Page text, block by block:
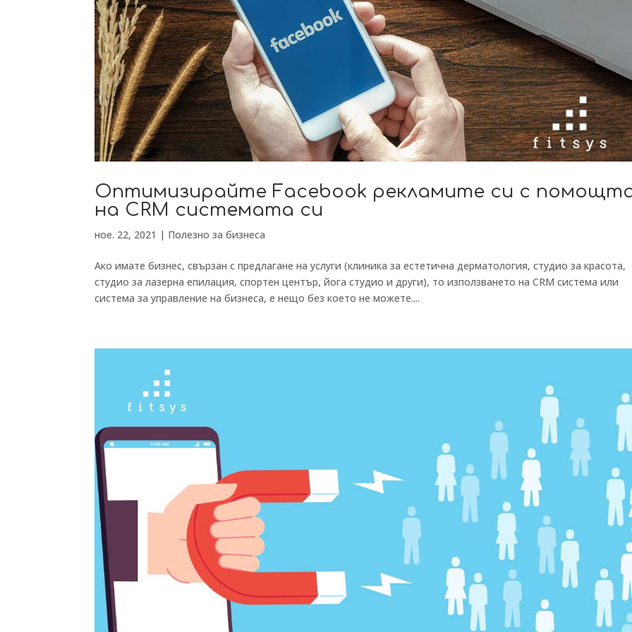
Оптимизирайте Facebook рекламите си с
на CRM системата си
ное. 22, 2021 | Полезно за бизнеса
Ако имате бизнес, свързан с предлагане на услуги (клиника за естетична дерматология, студио за красота,
студио за лазерна епилация, спортен център, йога студио и други), то използването на CRM система или
система за управление на бизнеса, е нещо без което не можете....